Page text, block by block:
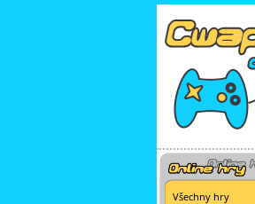
Všechny hry